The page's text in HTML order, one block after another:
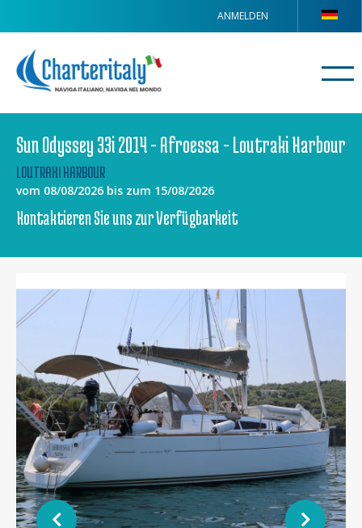
ANMELDEN
Sun Odyssey 33i 2014 - Afroessa - Loutraki Harbour
LOUTRAKI HARBOUR
vom 08/08/2026 bis zum 15/08/2026
Kontaktieren Sie uns zur Verfügbarkeit